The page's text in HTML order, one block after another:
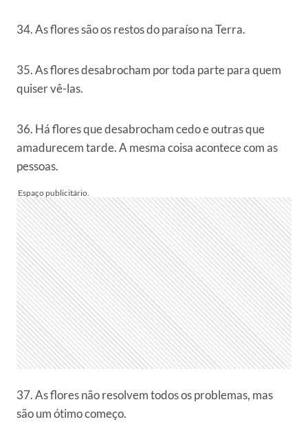
34. As flores são os restos do paraíso na Terra.
35. As flores desabrocham por toda parte para quem
quiser vê-las.
36. Há flores que desabrocham cedo e outras que
amadurecem tarde. A mesma coisa acontece com as
pessoas.
37. As flores não resolvem todos os problemas, mas
são um ótimo começo.